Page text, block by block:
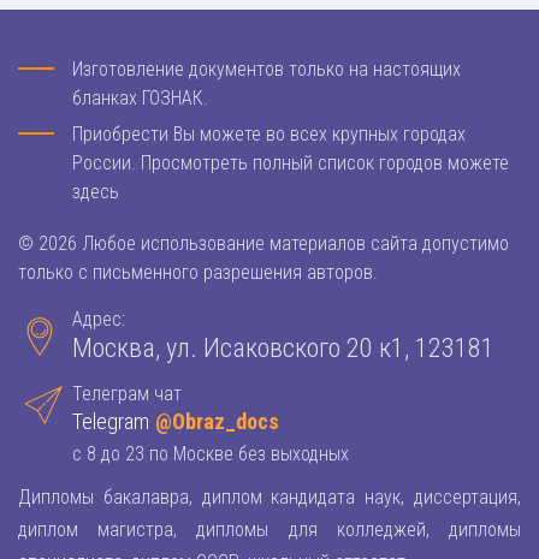
Изготовление документов только на настоящих
бланках ГОЗНАК.
Приобрести Вы можете во всех крупных городах
России. Просмотреть полный список городов можете
здесь
© 2026 Любое использование материалов сайта допустимо
только с письменного разрешения авторов.
Адрес:
Москва, ул. Исаковского 20 к1, 123181
Телеграм чат
Telegram @Obraz_docs
с 8 до 23 по Москве без выходных
Дипломы бакалавра, диплом кандидата наук, диссертация,
диплом магистра, дипломы для колледжей, дипломы